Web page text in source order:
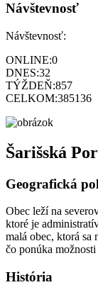
Návštevnosť
Návštevnosť:
ONLINE:0
DNES:32
TÝŽDEŇ:857
CELKOM:385136
Šarišská
Geografická
Obec leží na
ktoré je
malá obec, ktorá sa
čo ponúka
História